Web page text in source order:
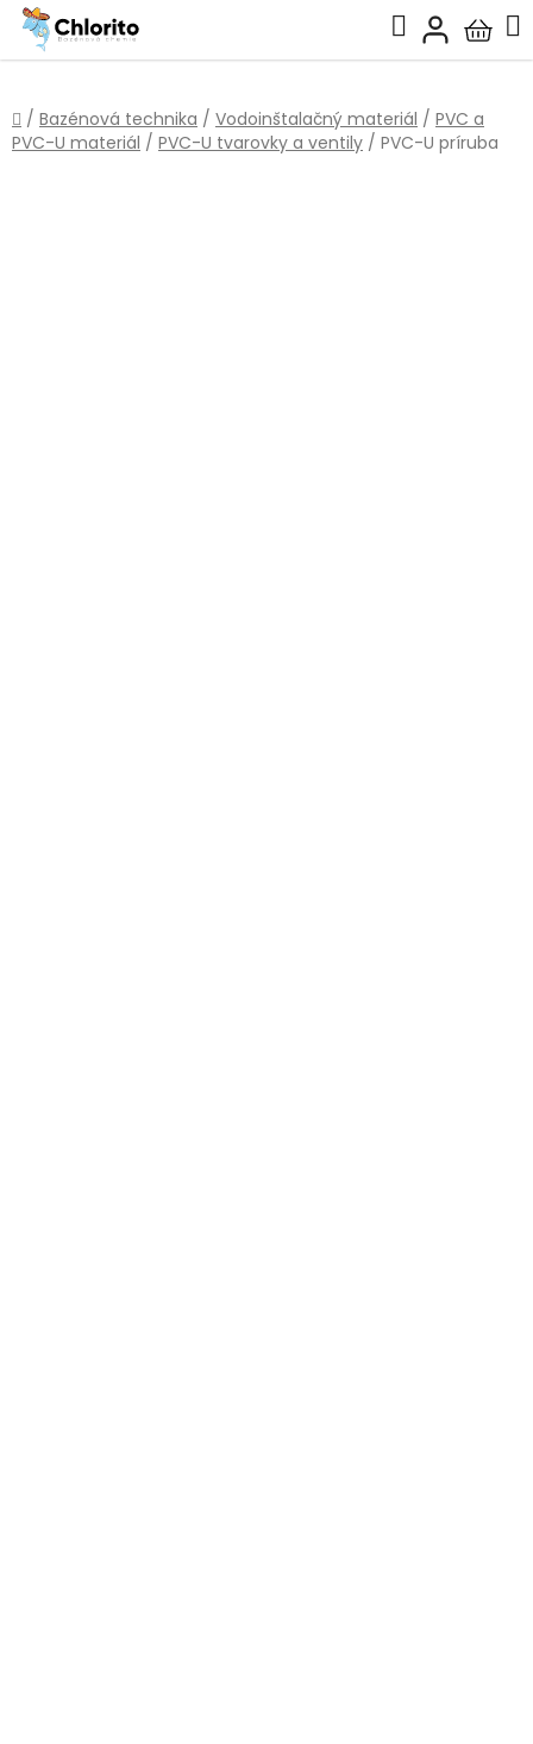
Prejsť
obsah
Hľadať
košík
Domov
/ Bazénová technika / Vodoinštalačný materiál / PVC a
PVC-U materiál / PVC-U tvarovky a ventily / PVC-U príruba